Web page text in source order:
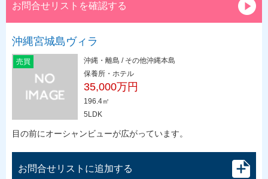
お問合せリストを確認する
沖縄宮城島ヴィラ
売買
沖縄・離島 / その他沖縄本島
保養所・ホテル
35,000万円
196.4㎡
5LDK
目の前にオーシャンビューが広がっています。
お問合せリストに追加する